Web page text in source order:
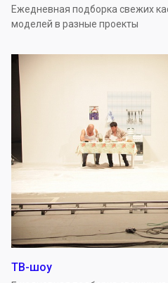
Ежедневная подборка свежих
моделей в разные проекты
ТВ-шоу